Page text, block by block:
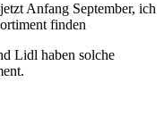
Anfang September, ich
finden
Lidl haben solche